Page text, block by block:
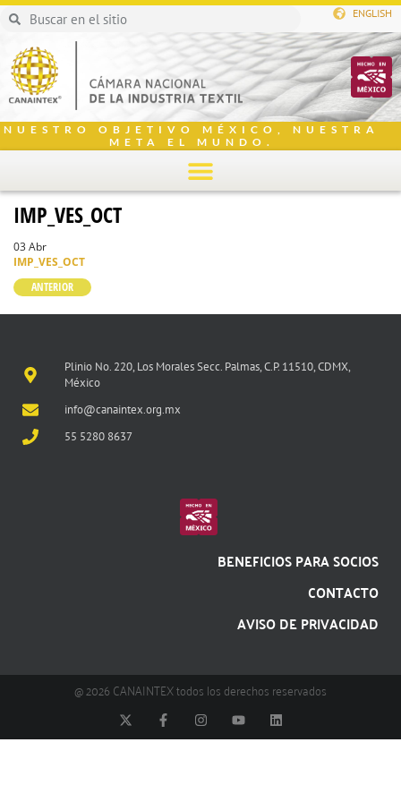
ENGLISH
NUESTRO OBJETIVO MÉXICO, NUESTRA
META EL MUNDO.
IMP_VES_OCT
03 Abr
IMP_VES_OCT
ANTERIOR
Plinio No. 220, Los Morales Secc. Palmas, C.P. 11510, CDMX,
México
info@canaintex.org.mx
55 5280 8637
BENEFICIOS PARA SOCIOS
CONTACTO
AVISO DE PRIVACIDAD
@ 2026 CANAINTEX todos los derechos reservados